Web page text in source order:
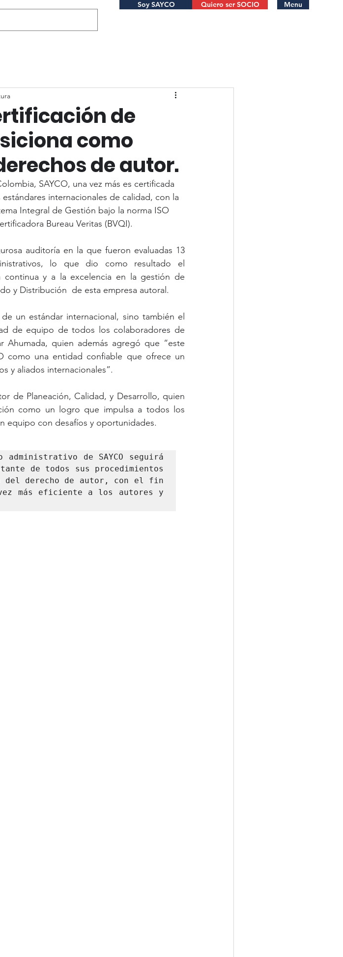
Menu
Soy SAYCO Quiero ser SOCIO
de
como
de autor.
SAYCO, una vez más es certificada
internacionales de calidad, con la
Integral de Gestión bajo la norma ISO
Bureau Veritas (BVQI).
auditoría en la que fueron evaluadas 13
lo que dio como resultado el
y a la excelencia en la gestión de
y Distribución  de esta empresa autoral.
un estándar internacional, sino también el
de equipo de todos los colaboradores de
Ahumada, quien además agregó que “este
como una entidad confiable que ofrece un
y aliados internacionales”.
de Planeación, Calidad, y Desarrollo, quien
como un logro que impulsa a todos los
equipo con desafíos y oportunidades.
de SAYCO seguirá
de todos sus procedimientos
del derecho de autor, con el fin
más eficiente a los autores y